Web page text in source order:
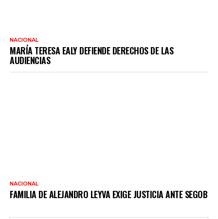
NACIONAL
MARÍA TERESA EALY DEFIENDE DERECHOS DE LAS
AUDIENCIAS
NACIONAL
FAMILIA DE ALEJANDRO LEYVA EXIGE JUSTICIA ANTE SEGOB